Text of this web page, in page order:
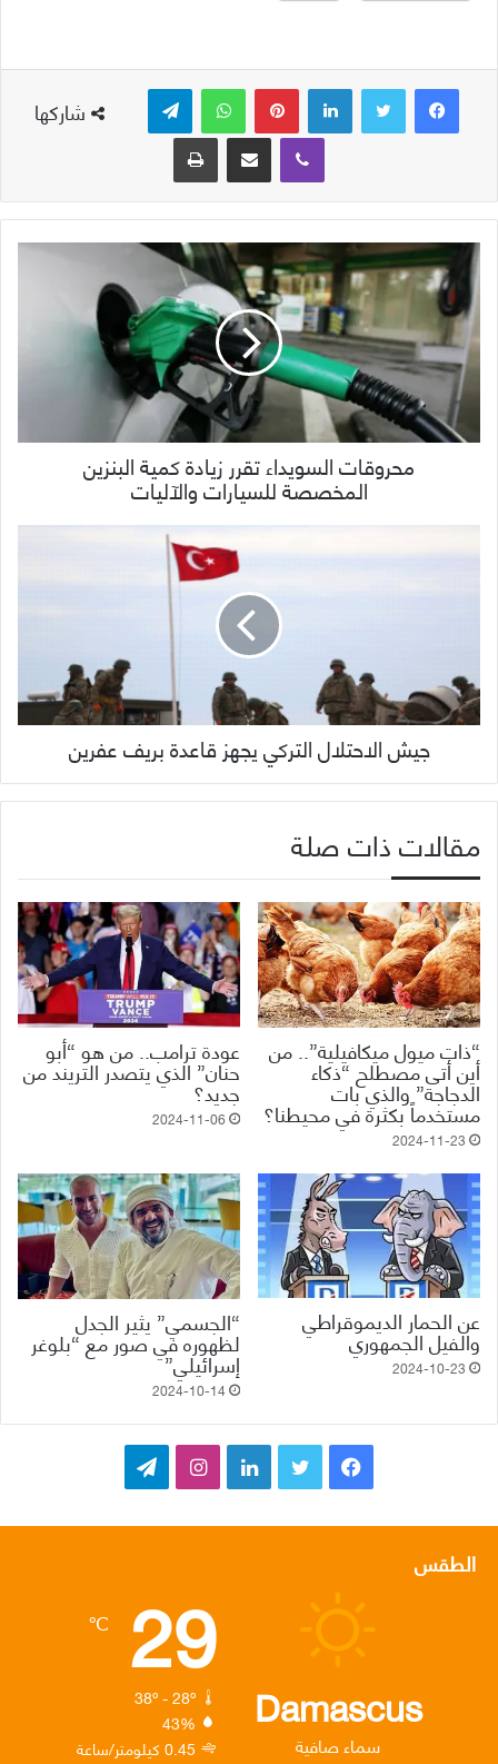
شاركها
لينكدإن بينتيريست واتساب
ڤايبر
مشاركة عبر البريد طباعة
محروقات السويداء تقرر زيادة كمية البنزين
المخصصة للسيارات والآليات
جيش الاحتلال التركي يجهز قاعدة بريف عفرين
مقالات ذات صلة
“ذات ميول ميكافيلية”.. من
أين أتى مصطلح “ذكاء
الدجاجة” والذي بات
مستخدماً بكثرة في محيطنا؟
2024-11-23
عودة ترامب.. من هو “أبو
حنان” الذي يتصدر التريند من
جديد؟
2024-11-06
عن الحمار الديموقراطي
والفيل الجمهوري
2024-10-23
“الجسمي” يثير الجدل
لظهوره في صور مع “بلوغر
إسرائيلي”
2024-10-14
ب
و
ق
ر
ا
ر
ا
الطقس
Damascus
سماء صافية
29
℃
38º - 28º
43%
0.45 كيلومتر/ساعة